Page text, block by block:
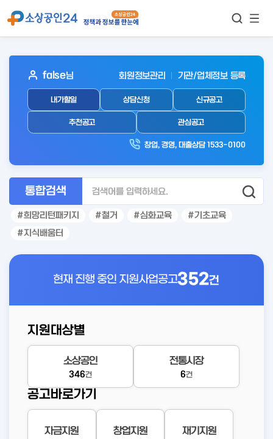
보기
아
웃
로
인
false님 회원정보관리 기관/업체정보 등록
내가할일 상담신청 신규공고
추천공고 관심공고
창업, 경영, 대출상담 1533-0100
통합검색
희망리턴패키지 철거 심화교육
기초교육
지식배움터
현재 진행 중인 지원사업공고352건
지원대상별
소상공인
346건
전통시장
6건
공고바로가기
자금지원 창업지원 재기지원